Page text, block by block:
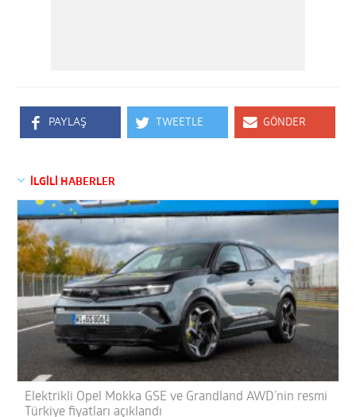
PAYLAŞ TWEETLE GÖNDER
İLGİLİ HABERLER
Elektrikli Opel Mokka GSE ve Grandland AWD’nin resmi
Türkiye fiyatları açıklandı